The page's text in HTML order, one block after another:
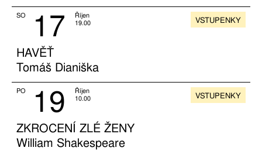
SO 17
Říjen
19.00
HAVĚŤ
Tomáš Dianiška
VSTUPENKY
PO 19
Říjen
10.00
ZKROCENÍ ZLÉ ŽENY
William Shakespeare
VSTUPENKY